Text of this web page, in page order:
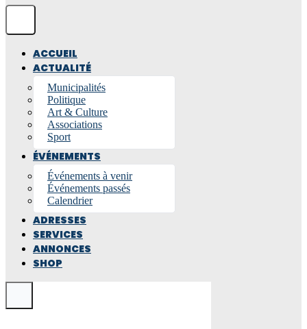
ACCUEIL
ACTUALITÉ
Municipalités
Politique
Art & Culture
Associations
Sport
ÉVÉNEMENTS
Événements à venir
Événements passés
Calendrier
ADRESSES
SERVICES
ANNONCES
SHOP